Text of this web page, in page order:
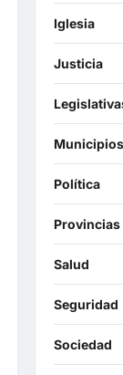
Iglesia
Justicia
Municipios
Política
Provincias
Salud
Seguridad
Sociedad